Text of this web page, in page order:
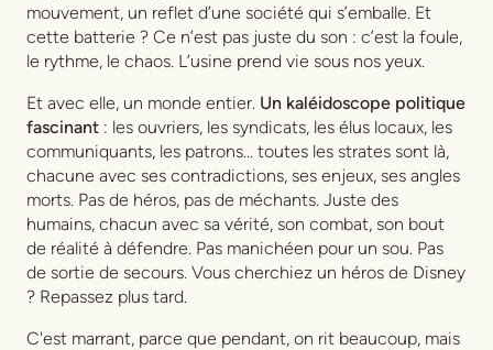
mouvement, un reflet d’une société qui s’emballe. Et
cette batterie ? Ce n’est pas juste du son : c’est la foule,
le rythme, le chaos. L’usine prend vie sous nos yeux.
Et avec elle, un monde entier. Un kaléidoscope politique
fascinant : les ouvriers, les syndicats, les élus locaux, les
communiquants, les patrons… toutes les strates sont là,
chacune avec ses contradictions, ses enjeux, ses angles
morts. Pas de héros, pas de méchants. Juste des
humains, chacun avec sa vérité, son combat, son bout
de réalité à défendre. Pas manichéen pour un sou. Pas
de sortie de secours. Vous cherchiez un héros de Disney
? Repassez plus tard.
C'est marrant, parce que pendant, on rit beaucoup, mais